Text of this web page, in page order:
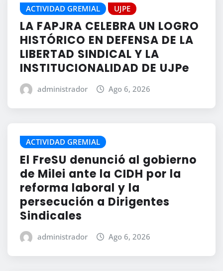
ACTIVIDAD GREMIAL UJPE
LA FAPJRA CELEBRA UN LOGRO
HISTÓRICO EN DEFENSA DE LA
LIBERTAD SINDICAL Y LA
INSTITUCIONALIDAD DE UJPe
administrador Ago 6, 2026
ACTIVIDAD GREMIAL
El FreSU denunció al gobierno
de Milei ante la CIDH por la
reforma laboral y la
persecución a Dirigentes
Sindicales
administrador Ago 6, 2026